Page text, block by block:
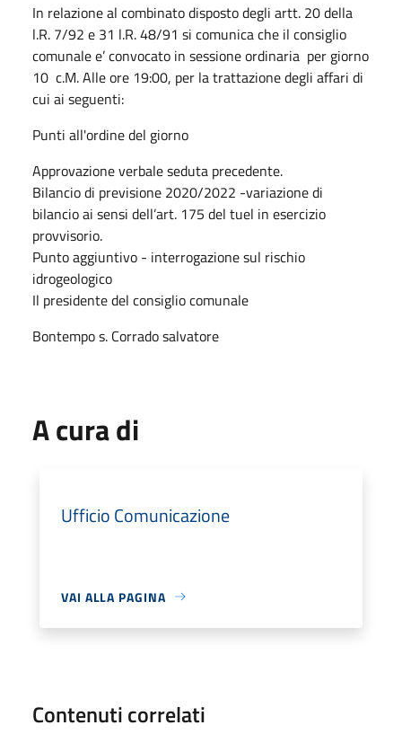
In relazione al combinato disposto degli artt. 20 della
l.R. 7/92 e 31 l.R. 48/91 si comunica che il consiglio
comunale e’ convocato in sessione ordinaria per giorno
10 c.M. Alle ore 19:00, per la trattazione degli affari di
cui ai seguenti:
Punti all'ordine del giorno
Approvazione verbale seduta precedente.
Bilancio di previsione 2020/2022 -variazione di
bilancio ai sensi dell’art. 175 del tuel in esercizio
provvisorio.
Punto aggiuntivo - interrogazione sul rischio
idrogeologico
Il presidente del consiglio comunale
Bontempo s. Corrado salvatore
A cura di
Ufficio Comunicazione
VAI ALLA PAGINA
Contenuti correlati